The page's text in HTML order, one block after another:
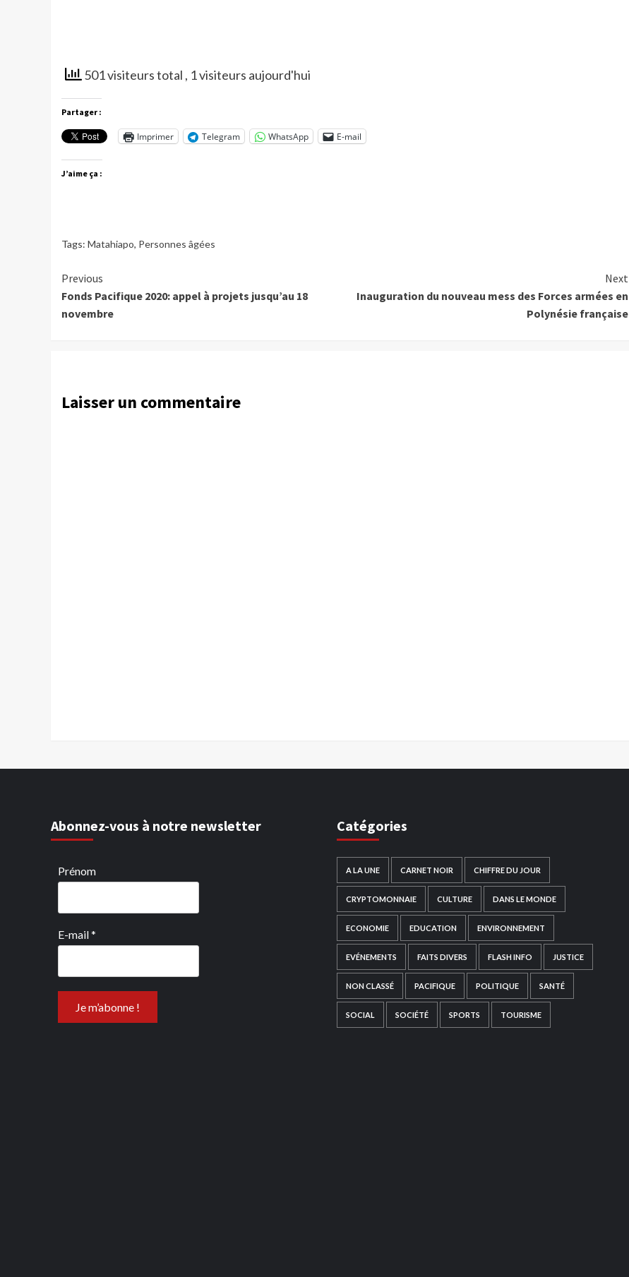
501 visiteurs total , 1 visiteurs aujourd'hui
Partager :
Imprimer Telegram WhatsApp E-mail
J’aime ça :
Tags: Matahiapo, Personnes âgées
Continue
Reading
Previous
Fonds Pacifique 2020: appel à projets jusqu’au 18
novembre
Next
Inauguration du nouveau mess des Forces armées en
Polynésie française
Laisser un commentaire
Abonnez-vous à notre newsletter
Prénom
E-mail*
Catégories
A LA UNE CARNET NOIR CHIFFRE DU JOUR
CRYPTOMONNAIE CULTURE DANS LE MONDE
ECONOMIE EDUCATION ENVIRONNEMENT
EVÉNEMENTS FAITS DIVERS FLASH INFO JUSTICE
NON CLASSÉ PACIFIQUE POLITIQUE SANTÉ
SOCIAL SOCIÉTÉ SPORTS TOURISME